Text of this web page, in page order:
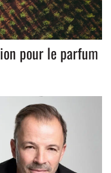
pour le parfum